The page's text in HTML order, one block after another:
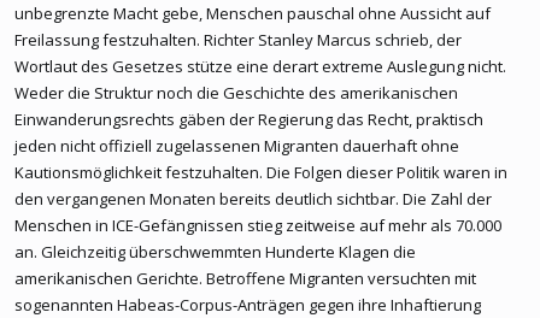
unbegrenzte Macht gebe, Menschen pauschal ohne Aussicht auf
Freilassung festzuhalten. Richter Stanley Marcus schrieb, der
Wortlaut des Gesetzes stütze eine derart extreme Auslegung nicht.
Weder die Struktur noch die Geschichte des amerikanischen
Einwanderungsrechts gäben der Regierung das Recht, praktisch
jeden nicht offiziell zugelassenen Migranten dauerhaft ohne
Kautionsmöglichkeit festzuhalten. Die Folgen dieser Politik waren in
den vergangenen Monaten bereits deutlich sichtbar. Die Zahl der
Menschen in ICE-Gefängnissen stieg zeitweise auf mehr als 70.000
an. Gleichzeitig überschwemmten Hunderte Klagen die
amerikanischen Gerichte. Betroffene Migranten versuchten mit
sogenannten Habeas-Corpus-Anträgen gegen ihre Inhaftierung